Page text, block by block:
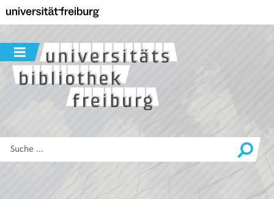
Hauptnavigation
Seite
Zum
Hauptinhalt
dieser
Navigation
ein-
/
ausblenden
Website